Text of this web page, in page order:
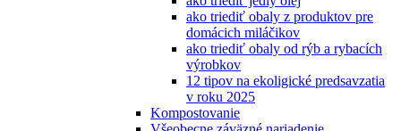
ako triediť obaly z produktov pre
domácich miláčikov
ako triediť obaly od rýb a rybacích
výrobkov
12 tipov na ekoligické predsavzatia
v roku 2025
Kompostovanie